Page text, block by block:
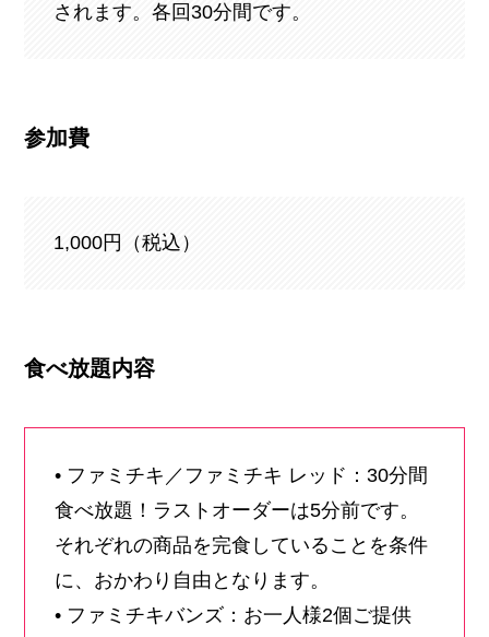
されます。各回30分間です。
参加費
1,000円（税込）
食べ放題内容
• ファミチキ／ファミチキ レッド：30分間
食べ放題！ラストオーダーは5分前です。
それぞれの商品を完食していることを条件
に、おかわり自由となります。
• ファミチキバンズ：お一人様2個ご提供